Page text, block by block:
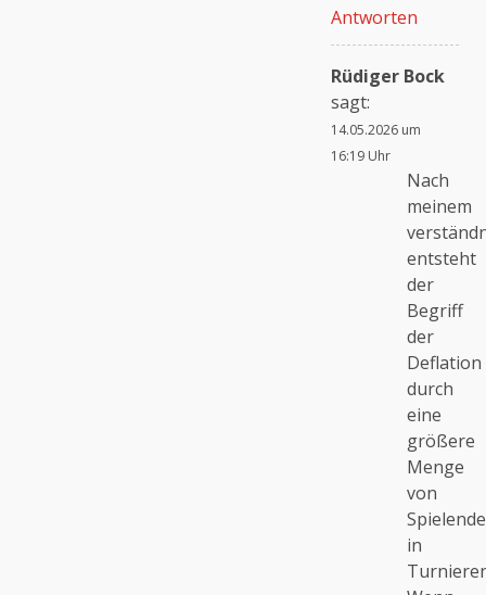
Antworten
Rüdiger Bock
sagt:
14.05.2026 um
16:19 Uhr
Nach
meinem
entsteht
der
Begriff
der
Deflation
durch
eine
größere
Menge
von
in